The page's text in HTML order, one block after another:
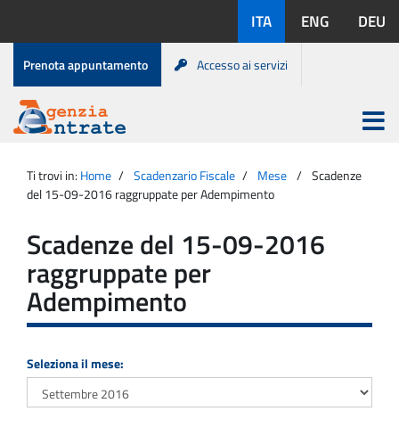
contenuto
disponibili:
ITA ENG DEU
Menu
di
servizio
Prenota appuntamento Accesso ai servizi
Agenzia
Entrate
Apri
menu
principale
Ti trovi in: Home Scadenzario Fiscale Mese
Scadenze
del 15-09-2016 raggruppate per Adempimento
Scadenze del 15-09-2016
raggruppate per
Adempimento
Seleziona il mese: